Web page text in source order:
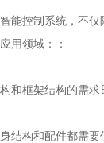
控制系统，不仅
领域：：
框架结构的需求
构和配件都需要